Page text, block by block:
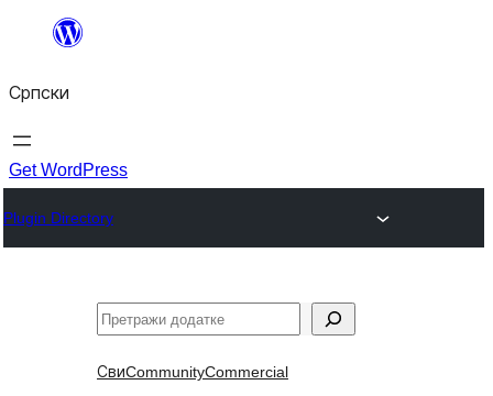
Скочи
садржај
Српски
Get WordPress
Plugin Directory
Претрага
СвиCommunityCommercial